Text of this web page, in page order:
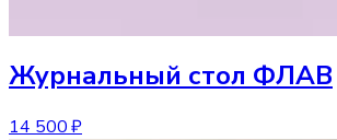
Журнальный стол ФЛАВ
14 500 ₽